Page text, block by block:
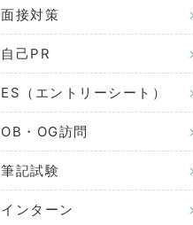
面接対策
自己PR
ES（エントリーシート）
OB・OG訪問
筆記試験
インターン